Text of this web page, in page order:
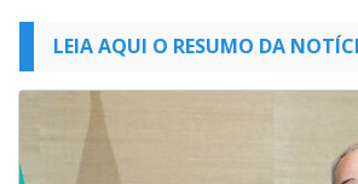
LEIA AQUI O RESUMO DA